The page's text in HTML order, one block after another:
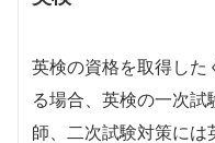
英検の資格を取得した
る場合、英検の一次
師、二次試験対策に